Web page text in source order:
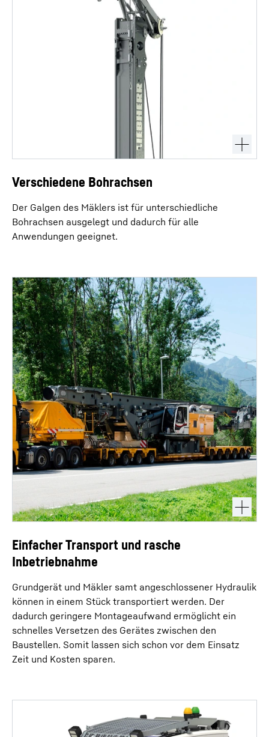
Verschiedene Bohrachsen
Der Galgen des Mäklers ist für unterschiedliche
Bohrachsen ausgelegt und dadurch für alle
Anwendungen geeignet.
Einfacher Transport und rasche
Inbetriebnahme
Grundgerät und Mäkler samt angeschlossener Hydraulik
können in einem Stück transportiert werden. Der
dadurch geringere Montageaufwand ermöglicht ein
schnelles Versetzen des Gerätes zwischen den
Baustellen. Somit lassen sich schon vor dem Einsatz
Zeit und Kosten sparen.